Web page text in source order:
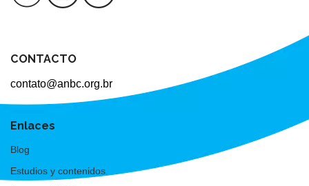
CONTACTO
contato@anbc.org.br
Enlaces
Blog
Estudios y contenidos